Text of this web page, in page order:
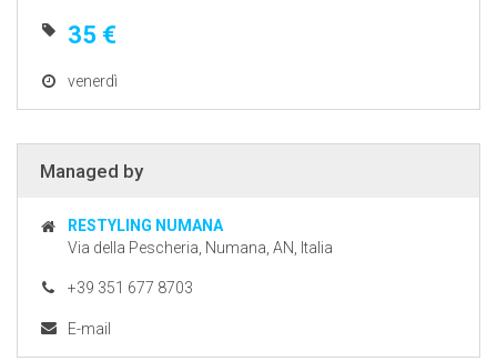
35 €
venerdì
Managed by
RESTYLING NUMANA
Via della Pescheria, Numana, AN, Italia
+39 351 677 8703
E-mail